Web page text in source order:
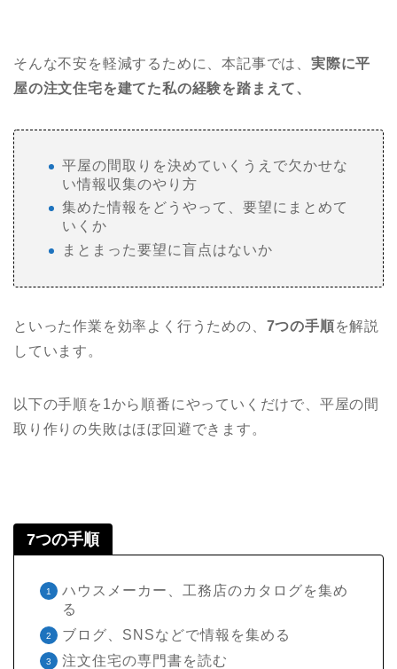
そんな不安を軽減するために、本記事では、 実際に平
屋の注文住宅を建てた私の経験を踏まえて、
平屋の間取りを決めていくうえで欠かせな
い情報収集のやり方
集めた情報をどうやって、要望にまとめて
いくか
まとまった要望に盲点はないか
といった作業を効率よく行うための、 7つの手順を解説
しています。
以下の手順を1から順番にやっていくだけで、平屋の間
取り作りの失敗はほぼ回避できます。
7つの手順
ハウスメーカー、工務店のカタログを集め
る
ブログ、SNSなどで情報を集める
注文住宅の専門書を読む